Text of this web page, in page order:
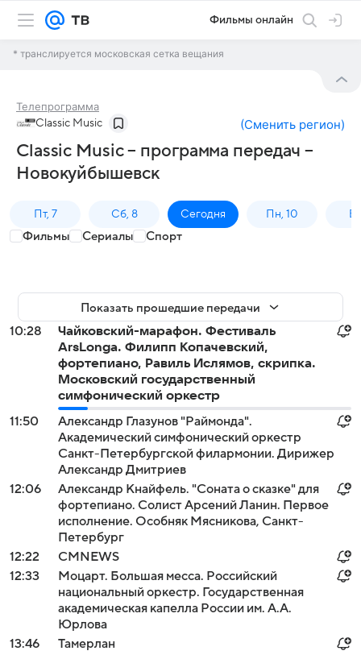
Фильмы онлайн
* транслируется московская сетка вещания
Телепрограмма
Classic Music (Сменить регион)
Classic Music – программа передач –
Новокуйбышевск
Пт, 7 Сб, 8 Сегодня Пн, 10
Фильмы Сериалы Спорт
Показать прошедшие передачи
10:28
Чайковский-марафон. Фестиваль
ArsLonga. Филипп Копачевский,
фортепиано, Равиль Ислямов, скрипка.
Московский государственный
симфонический оркестр
11:50
Александр Глазунов "Раймонда".
Академический симфонический оркестр
Санкт-Петербургской филармонии. Дирижер
Александр Дмитриев
12:06
Александр Кнайфель. "Соната о сказке" для
фортепиано. Солист Арсений Ланин. Первое
исполнение. Особняк Мясникова, Санкт-
Петербург
12:22
СМNEWS
12:33
Моцарт. Большая месса. Российский
национальный оркестр. Государственная
академическая капелла России им. А.А.
Юрлова
13:46
Тамерлан